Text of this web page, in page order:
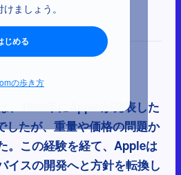
ましょう。
じめる
の歩き方
、1989年にAppleが発表した
したが、重量や価格の問題か
。この経験を経て、Appleは
イスの開発へと方針を転換し